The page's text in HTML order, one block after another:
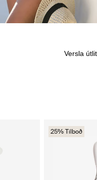
25% Tilboð
Versla útlit